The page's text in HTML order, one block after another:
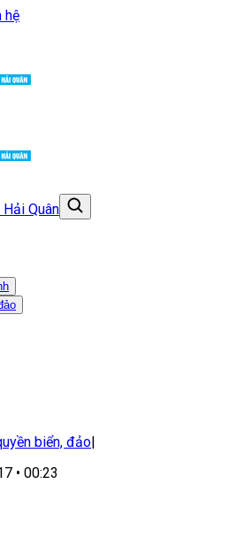
hệ
Hải Quân
biển, đảo|
• 00:23